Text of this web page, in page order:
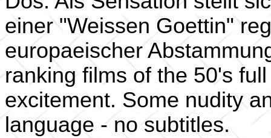
einer "Weissen Goettin"
europaeischer
ranking films of the 50's
excitement. Some nudity
language - no subtitles.